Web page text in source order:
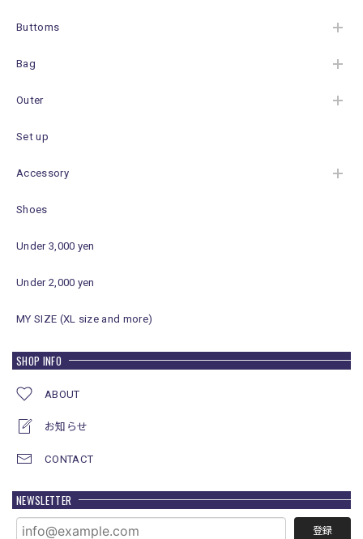
Buttoms
Bag
Outer
Set up
Accessory
Shoes
Under 3,000 yen
Under 2,000 yen
MY SIZE (XL size and more)
SHOP INFO
ABOUT
お知らせ
CONTACT
NEWSLETTER
登録